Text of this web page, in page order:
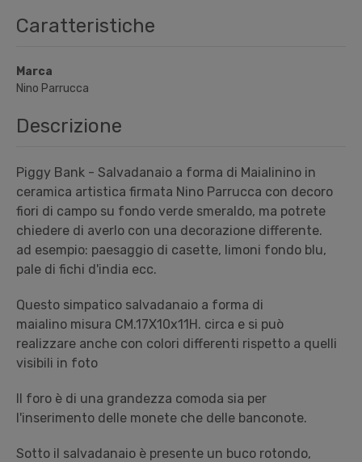
Caratteristiche
Marca
Nino Parrucca
Descrizione
Piggy Bank - Salvadanaio a forma di Maialinino in
ceramica artistica firmata Nino Parrucca con decoro
fiori di campo su fondo verde smeraldo, ma potrete
chiedere di averlo con una decorazione differente.
ad esempio: paesaggio di casette, limoni fondo blu,
pale di fichi d'india ecc.
Questo simpatico salvadanaio a forma di
maialino misura CM.17X10x11H. circa e si può
realizzare anche con colori differenti rispetto a quelli
visibili in foto
Il foro è di una grandezza comoda sia per
l'inserimento delle monete che delle banconote.
Sotto il salvadanaio è presente un buco rotondo,